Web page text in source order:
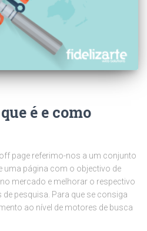
é e como
page referimo-nos a um conjunto
uma página com o objectivo de
mercado e melhorar o respectivo
pesquisa. Para que se consiga
ao nível de motores de busca